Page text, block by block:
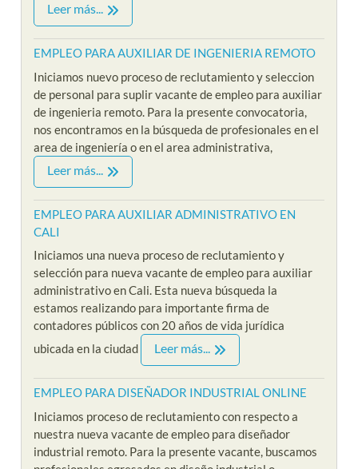
Leer más...
EMPLEO PARA AUXILIAR DE INGENIERIA REMOTO
Iniciamos nuevo proceso de reclutamiento y seleccion
de personal para suplir vacante de empleo para auxiliar
de ingenieria remoto. Para la presente convocatoria,
nos encontramos en la búsqueda de profesionales en el
area de ingeniería o en el area administrativa,
Leer más...
EMPLEO PARA AUXILIAR ADMINISTRATIVO EN
CALI
Iniciamos una nueva proceso de reclutamiento y
selección para nueva vacante de empleo para auxiliar
administrativo en Cali. Esta nueva búsqueda la
estamos realizando para importante firma de
contadores públicos con 20 años de vida jurídica
ubicada en la ciudad
Leer más...
EMPLEO PARA DISEÑADOR INDUSTRIAL ONLINE
Iniciamos proceso de reclutamiento con respecto a
nuestra nueva vacante de empleo para diseñador
industrial remoto. Para la presente vacante, buscamos